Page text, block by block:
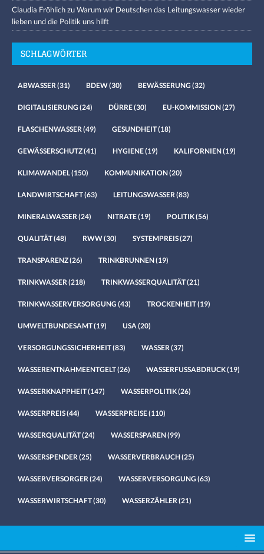
Claudia FröhlichzuWarum wir Deutschen das Leitungswasser wieder
lieben und die Politik uns hilft
SCHLAGWÖRTER
ABWASSER (31) BDEW(30) BEWÄSSERUNG (32)
DIGITALISIERUNG (24) DÜRRE(30) EU-KOMMISSION(27)
FLASCHENWASSER (49) GESUNDHEIT(18)
GEWÄSSERSCHUTZ(41) HYGIENE(19) KALIFORNIEN(19)
KLIMAWANDEL(150) KOMMUNIKATION(20)
LANDWIRTSCHAFT(63) LEITUNGSWASSER (83)
MINERALWASSER (24) NITRATE(19) POLITIK(56)
QUALITÄT(48) RWW(30) SYSTEMPREIS(27)
TRANSPARENZ(26) TRINKBRUNNEN(19)
TRINKWASSER (218) TRINKWASSERQUALITÄT(21)
TRINKWASSERVERSORGUNG (43) TROCKENHEIT(19)
UMWELTBUNDESAMT(19) USA (20)
VERSORGUNGSSICHERHEIT(83) WASSER (37)
WASSERENTNAHMEENTGELT(26) WASSERFUSSABDRUCK(19)
WASSERKNAPPHEIT(147) WASSERPOLITIK(26)
WASSERPREIS(44) WASSERPREISE(110)
WASSERQUALITÄT(24) WASSERSPAREN(99)
WASSERSPENDER (25) WASSERVERBRAUCH(25)
WASSERVERSORGER (24) WASSERVERSORGUNG (63)
WASSERWIRTSCHAFT(30) WASSERZÄHLER (21)